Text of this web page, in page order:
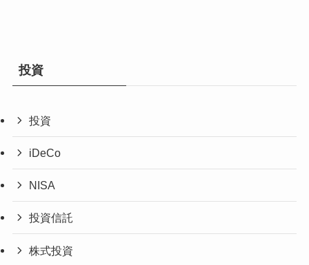
投資
投資
iDeCo
NISA
投資信託
株式投資